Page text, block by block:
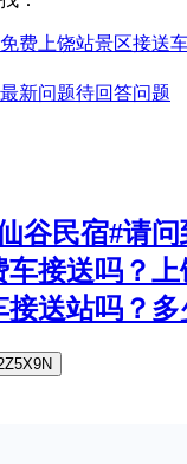
免费 上饶站景区接送
最新问题待回答问题
谷民宿#请
车接送吗？
接送站吗？多